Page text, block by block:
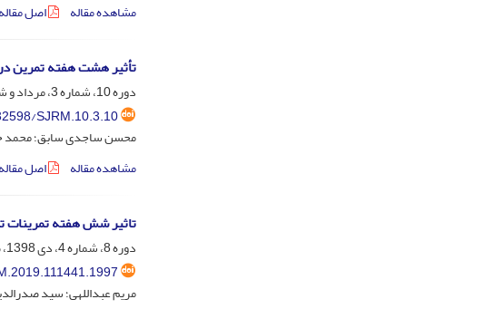
مشاهده مقاله
اصل مقاله
تأثیر هشت هفته تمرین
دوره 10، شماره 3، مرداد و شهریور 1400، صفحه
SJRM.10.3.10
محسن ساجدی سابق؛ محمد
مشاهده مقاله
اصل مقاله
تاثیر شش هفته تمرینات
دوره 8، شماره 4، دی 1398، صفحه
مریم عبداللهی؛ سید